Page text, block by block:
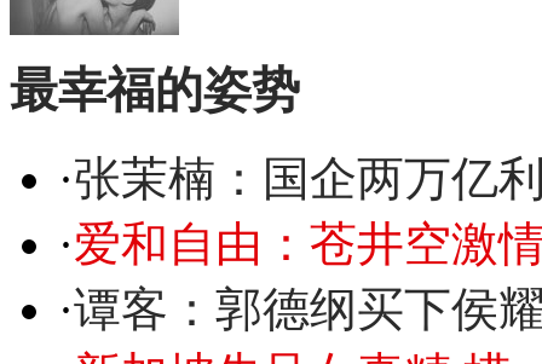
最幸福的姿势
·张茉楠：国企两万亿
·爱和自由：苍井空激
·谭客：郭德纲买下侯